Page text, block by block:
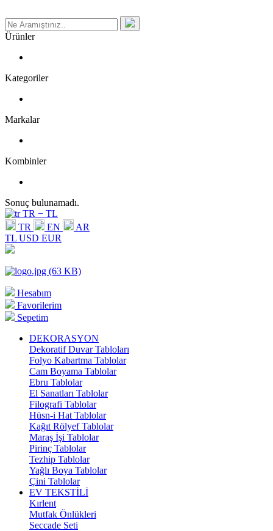
Ürünler
Kategoriler
Markalar
Kombinler
Sonuç bulunamadı.
TR − TL
TR
EN
AR
TL USD EUR
Hesabım
Favorilerim
Sepetim
DEKORASYON
Dekoratif Duvar Tabloları
Folyo Kabartma Tablolar
Cam Boyama Tablolar
Ebru Tablolar
El Sanatları Tablolar
Filografi Tablolar
Hüsn-i Hat Tablolar
Kağıt Rölyef Tablolar
Maraş İşi Tablolar
Pirinç Tablolar
Tezhip Tablolar
Yağlı Boya Tablolar
Çini Tablolar
EV TEKSTİLİ
Kırlent
Mutfak Önlükleri
Seccade Seti